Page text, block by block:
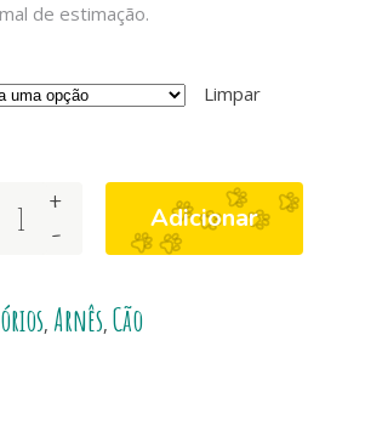
de estimação.
Limpar
-
+ Adicionar
, Arnês, Cão